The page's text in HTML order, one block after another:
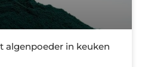
algenpoeder in keuken